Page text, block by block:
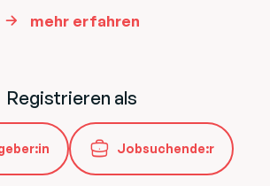
mehr erfahren
Registrieren als
Jobsuchende:r